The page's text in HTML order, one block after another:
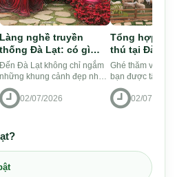
Làng nghề truyền
thống Đà Lạt: có gì
hay, giá vé và kinh
nghiệm tham quan
2026
Đến Đà Lạt không chỉ ngắm
những khung cảnh đẹp như
tranh vẽ, hay ăn những món
đặc sản của vùng Tây
Nguyên, mà du khách còn có
02/07/2026
Tổng hợp
thú tại Đà
săn đón
Ghé thăm vườn
bạn được tận
kiến, vui đùa
động vật đáng
danh sách
02/07/2026